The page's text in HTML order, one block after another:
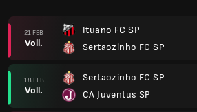
21 FEB
Voll.
Ituano FC SP
Sertaozinho FC SP
18 FEB
Voll.
Sertaozinho FC SP
CA Juventus SP